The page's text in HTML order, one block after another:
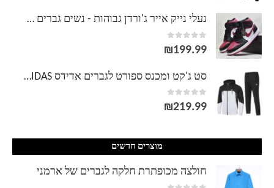
נעלי נייק אייר ג'ורדן גבוהות - נשים גברים NIKE AIR JORDAN
0
out of 5
₪199.99
סט ג'קט ומכנס ספורט לגברים אדידס ADIDAS
0
out of 5
₪219.99
מוצרים חדשים
חולצה מכופתרת חלקה לגברים של ארמני